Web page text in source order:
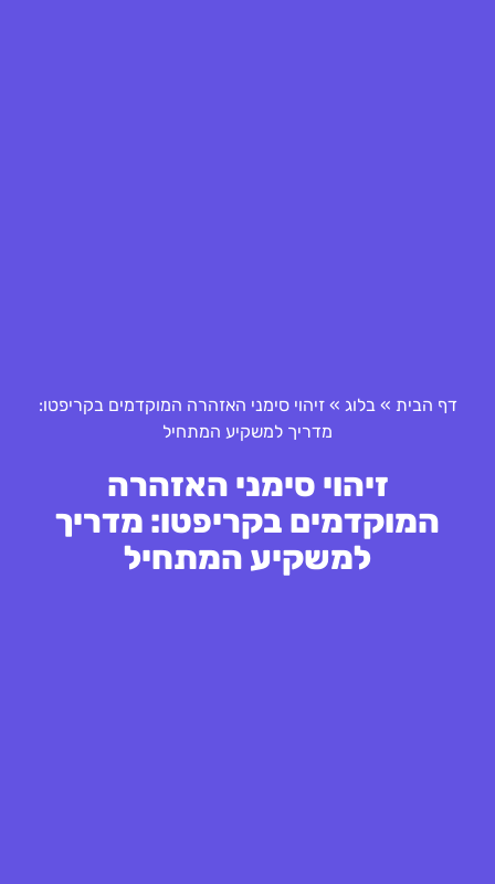
דף הבית » בלוג »זיהוי סימני האזהרה המוקדמים בקריפטו:
מדריך למשקיע המתחיל
זיהוי סימני האזהרה
המוקדמים בקריפטו: מדריך
למשקיע המתחיל